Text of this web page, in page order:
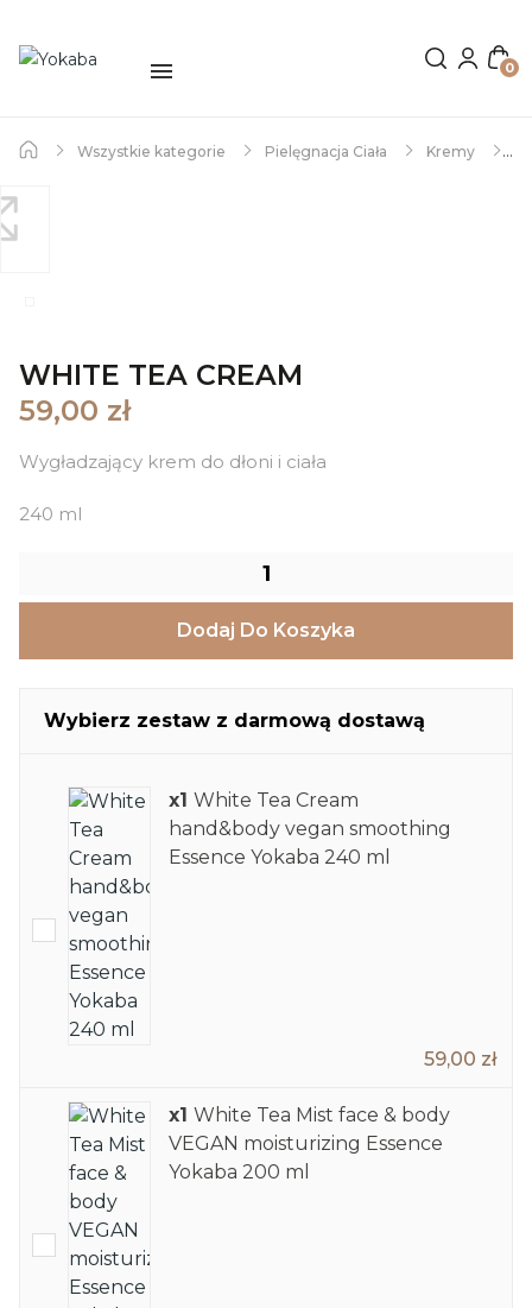
0
Wszystkie kategorie Pielęgnacja Ciała
Kremy
WHITE TEA CREAM
59,00 zł
Wygładzający krem do dłoni i ciała
240 ml
Dodaj Do Koszyka
Wybierz zestaw z darmową dostawą
x1 White Tea Cream
hand&body vegan smoothing
Essence Yokaba 240 ml
59,00 zł
x1 White Tea Mist face & body
VEGAN moisturizing Essence
Yokaba 200 ml